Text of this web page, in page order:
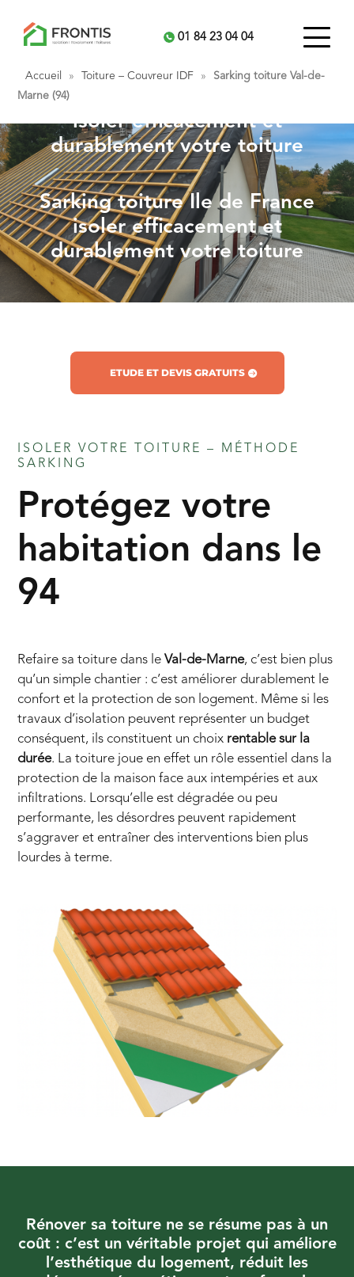
01 84 23 04 04
Accueil » Toiture – Couvreur IDF »
Sarking toiture Val-de-
Marne (94)
Sarking toiture Ile de France
isoler efficacement et
durablement votre toiture
Sarking toiture Ile de France
isoler efficacement et
durablement votre toiture
ETUDE ET DEVIS GRATUITS
ISOLER VOTRE TOITURE – MÉTHODE
SARKING
Protégez votre
habitation dans le
94
Refaire sa toiture dans leVal-de-Marne, c’est bien plus
qu’un simple chantier : c’est améliorer durablement le
confort et la protection de son logement. Même si les
travaux d’isolation peuvent représenter un budget
conséquent, ils constituent un choix rentable sur la
durée. La toiture joue en effet un rôle essentiel dans la
protection de la maison face aux intempéries et aux
infiltrations. Lorsqu’elle est dégradée ou peu
performante, les désordres peuvent rapidement
s’aggraver et entraîner des interventions bien plus
lourdes à terme.
Rénover sa toiture ne se résume pas à un
coût : c’est un véritable projet qui améliore
l’esthétique du logement, réduit les